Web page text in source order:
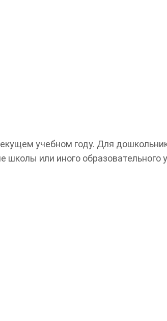
учебном году. Для
школы или иного